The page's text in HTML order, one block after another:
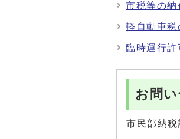
市税等の納
軽自動車
臨時運行
お問
市民部納